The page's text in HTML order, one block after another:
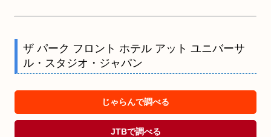
ザ パーク フロント ホテル アット ユニバーサ
ル・スタジオ・ジャパン
じゃらんで調べる
JTBで調べる